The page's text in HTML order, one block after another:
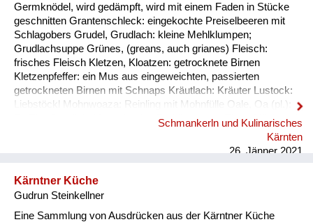
Schmankerln und
Kulinarisches
Germknödel, wird gedämpft, wird mit einem Faden in Stücke
geschnitten Grantenschleck: eingekochte Preiselbeeren mit
Schlagobers Grudel, Grudlach: kleine Mehlklumpen;
Grudlachsuppe Grünes, (greans, auch grianes) Fleisch:
frisches Fleisch Kletzen, Kloatzen: getrocknete Birnen
Kletzenpfeffer: ein Mus aus eingeweichten, passierten
getrockneten Birnen mit Schnaps Kräutlach: Kräuter Lustock:
Liebstöckl Mohnwoaza: Reinling mit Mohnfülle Oale, Oa (pl.):
Ei, Eier Oamilch: Vorläufer des Puddings, aus Eiern, Milch und
Lavanttal, Mohnwoaza mit einem Saft aus Dörrobst und
Schmankerln und Kulinarisches
Kärnten
26. Jänner 2021
Kärntner Küche
Gudrun Steinkellner
Eine Sammlung von Ausdrücken aus der Kärntner Küche